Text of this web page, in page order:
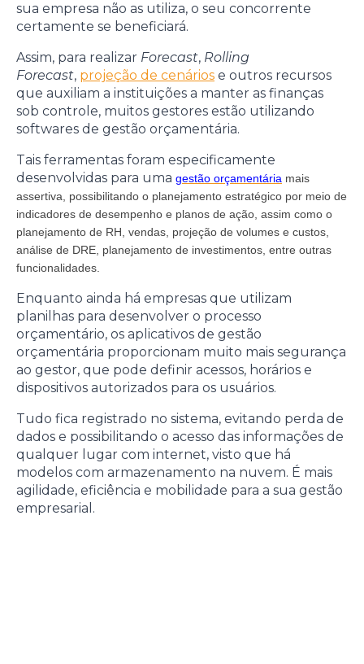
sua empresa não as utiliza, o seu concorrente
certamente se beneficiará.
Assim, para realizar Forecast, Rolling
Forecast, projeção de cenários e outros recursos
que auxiliam a instituições a manter as finanças
sob controle, muitos gestores estão utilizando
softwares de gestão orçamentária.
Tais ferramentas foram especificamente
desenvolvidas para uma gestão orçamentária mais
assertiva, possibilitando o planejamento estratégico por meio de
indicadores de desempenho e planos de ação, assim como o
planejamento de RH, vendas, projeção de volumes e custos,
análise de DRE, planejamento de investimentos, entre outras
funcionalidades.
Enquanto ainda há empresas que utilizam
planilhas para desenvolver o processo
orçamentário, os aplicativos de gestão
orçamentária proporcionam muito mais segurança
ao gestor, que pode definir acessos, horários e
dispositivos autorizados para os usuários.
Tudo fica registrado no sistema, evitando perda de
dados e possibilitando o acesso das informações de
qualquer lugar com internet, visto que há
modelos com armazenamento na nuvem. É mais
agilidade, eficiência e mobilidade para a sua gestão
empresarial.